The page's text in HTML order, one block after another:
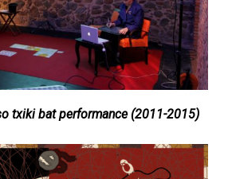
txiki bat performance (2011-2015)